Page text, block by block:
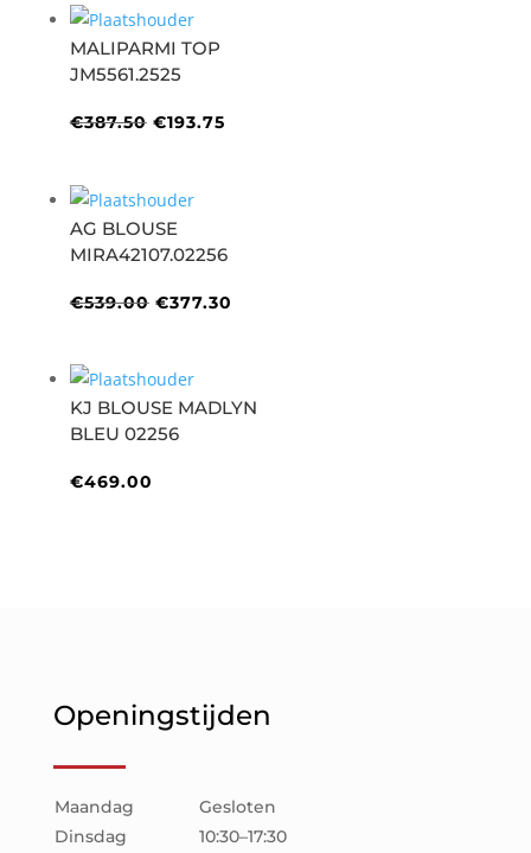
MALIPARMI TOP
JM5561.2525
€387.50 Oorspronkelijke
€387.50.
€193.75Huidige
AG BLOUSE
MIRA42107.02256
€539.00 Oorspronkelijke
€377.30
KJ BLOUSE MADLYN
BLEU 02256
€469.00
Openingstijden
Maandag
Gesloten
Dinsdag
10:30–17:30